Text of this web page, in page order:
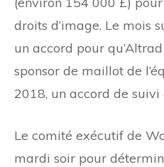
droits d’image. Le mois
un accord pour
sponsor de maillot de
2018, un accord de suivi
Le comité exécutif de
mardi soir pour